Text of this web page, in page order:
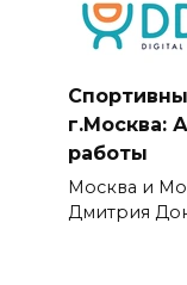
г.Москва:
работы
Москва и
Дмитрия